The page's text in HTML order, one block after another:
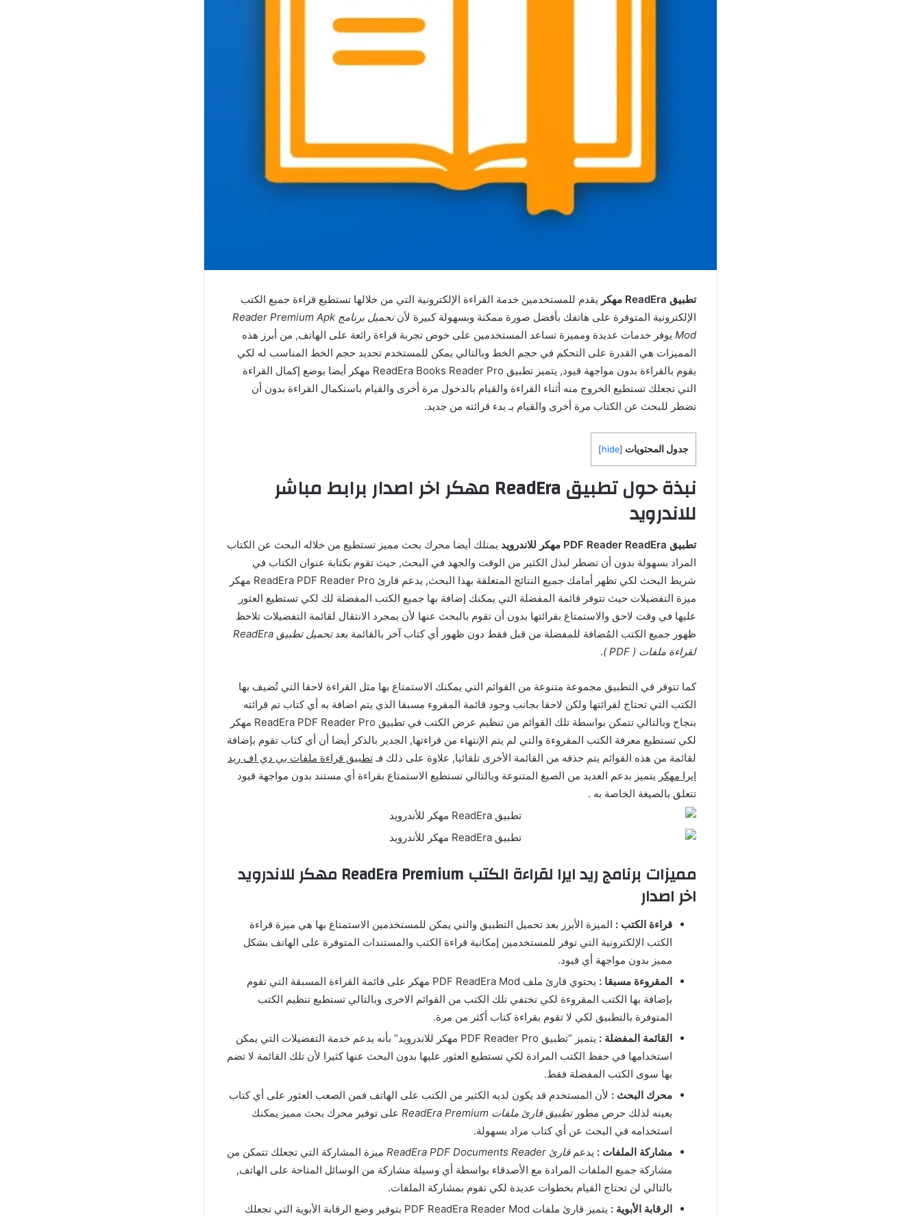
تطبيق ReadEra مهكر
يقدم للمستخدمين خدمة القراءة الإلكترونية التي من خلالها تستطيع قراءة جميع الكتب
الإلكترونية المتوفرة على هاتفك بأفضل صورة ممكنة وبسهولة كبيرة لأن
تحميل برنامج Reader Premium Apk
Mod يوفر خدمات عديدة ومميزة تساعد المستخدمين على خوض تجربة قراءة رائعة على الهاتف, من أبرز هذه
المميزات هي القدرة على التحكم في حجم الخط وبالتالي يمكن للمستخدم تحديد حجم الخط المناسب له لكي
يقوم بالقراءة بدون مواجهة قيود, يتميز تطبيق ReadEra Books Reader Pro مهكر أيضا بوضع إكمال القراءة
التي تجعلك تستطيع الخروج منه أثناء القراءة والقيام بالدخول مرة أخرى والقيام باستكمال القراءة بدون أن
تضطر للبحث عن الكتاب مرة أخرى والقيام بـ بدء قرائته من جديد.
جدول المحتويات [
hide
]
نبذة حول تطبيق ReadEra مهكر اخر اصدار برابط مباشر
للاندرويد
تطبيق PDF Reader ReadEra مهكر للاندرويد
يمتلك أيضا محرك بحث مميز تستطيع من خلاله البحث عن الكتاب
المراد بسهولة بدون أن تضطر لبذل الكثير من الوقت والجهد في البحث, حيث تقوم بكتابة عنوان الكتاب في
شريط البحث لكي تظهر أمامك جميع النتائج المتعلقة بهذا البحث, يدعم قارئ ReadEra PDF Reader Pro مهكر
ميزة التفضيلات حيث تتوفر قائمة المفضلة التي يمكنك إضافة بها جميع الكتب المفضلة لك لكي تستطيع العثور
عليها في وقت لاحق والاستمتاع بقرائتها بدون أن تقوم بالبحث عنها لأن بمجرد الانتقال لقائمة التفضيلات تلاحظ
ظهور جميع الكتب المُضافة للمفضلة من قبل فقط دون ظهور أي كتاب آخر بالقائمة بعد
تحميل تطبيق ReadEra
لقراءة ملفات ( PDF )
.
كما تتوفر في التطبيق مجموعة متنوعة من القوائم التي يمكنك الاستمتاع بها مثل القراءة لاحقا التي تُضيف بها
الكتب التي تحتاج لقرائتها ولكن لاحقا بجانب وجود قائمة المقروء مسبقا الذي يتم اضافة به أي كتاب تم قرائته
بنجاح وبالتالي تتمكن بواسطة تلك القوائم من تنظيم عرض الكتب في تطبيق ReadEra PDF Reader Pro مهكر
لكي تستطيع معرفة الكتب المقروءة والتي لم يتم الإنتهاء من قراءتها, الجدير بالذكر أيضا أن أي كتاب تقوم بإضافة
لقائمة من هذه القوائم يتم حذفه من القائمة الأخرى تلقائيا, علاوة على ذلك فـتطبيق قراءة ملفات بي دي اف ريد
ايرا مهكر يتميز بدعم العديد من الصيغ المتنوعة وبالتالي تستطيع الاستمتاع بقراءة أي مستند بدون مواجهة قيود
تتعلق بالصيغة الخاصة به .
مميزات برنامج ريد ايرا لقراءة الكتب ReadEra Premium مهكر للاندرويد
اخر اصدار
قراءة الكتب : الميزة الأبرز بعد تحميل التطبيق والتي يمكن للمستخدمين الاستمتاع بها هي ميزة قراءة
الكتب الإلكترونية التي توفر للمستخدمين إمكانية قراءة الكتب والمستندات المتوفرة على الهاتف بشكل
مميز بدون مواجهة أي قيود.
المقروءة مسبقا :
يحتوي قارئ ملف PDF ReadEra Mod مهكر على قائمة القراءة المسبقة التي تقوم
بإضافة بها الكتب المقروءة لكي تختفي تلك الكتب من القوائم الاخرى وبالتالي تستطيع تنظيم الكتب
المتوفرة بالتطبيق لكي لا تقوم بقراءة كتاب أكثر من مرة.
القائمة المفضلة :
يتميز “تطبيق PDF Reader Pro مهكر للاندرويد” بأنه يدعم خدمة التفضيلات التي يمكن
استخدامها في حفظ الكتب المرادة لكي تستطيع العثور عليها بدون البحث عنها كثيرا لأن تلك القائمة لا تضم
بها سوى الكتب المفضلة فقط.
محرك البحث : لأن المستخدم قد يكون لديه الكثير من الكتب على الهاتف فمن الصعب العثور على أي كتاب
بعينه لذلك حرص مطورتطبيق قارئ ملفات ReadEra Premium
على توفير محرك بحث مميز يمكنك
استخدامه في البحث عن أي كتاب مراد بسهولة.
مشاركة الملفات : يدعمقارئ ReadEra PDF Documents Reader
ميزة المشاركة التي تجعلك تتمكن من
مشاركة جميع الملفات المرادة مع الأصدقاء بواسطة أي وسيلة مشاركة من الوسائل المتاحة على الهاتف,
بالتالي لن تحتاج القيام بخطوات عديدة لكي تقوم بمشاركة الملفات.
الرقابة الأبوية :
يتميز قارئ ملفات PDF ReadEra Reader Mod بتوفير وضع الرقابة الأبوية التي تجعلك